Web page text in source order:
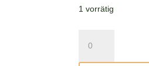
1 vorrätig
Hanfkordel
Gray